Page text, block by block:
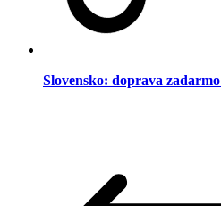
Slovensko: doprava zadarmo